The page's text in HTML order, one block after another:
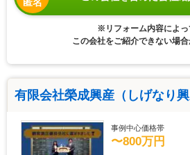
※リフォーム内容によっ
この会社をご紹介できない場合
有限会社榮成興産（しげなり興
事例中心価格帯
〜800万円